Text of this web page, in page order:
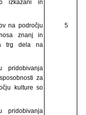
izkazani in
na področju
znanj in
trg dela na
5
pridobivanja
za
kulture so
pridobivanja